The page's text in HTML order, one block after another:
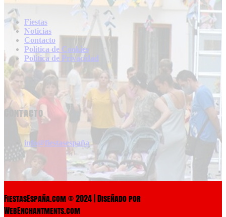
Fiestas
Noticias
Contacto
Politica de Cookies
Politica de Privacidad
Contacto
info@fiestasespaña
FiestasEspaña.com © 2024 | Diseñado por
WebEnchantments.com